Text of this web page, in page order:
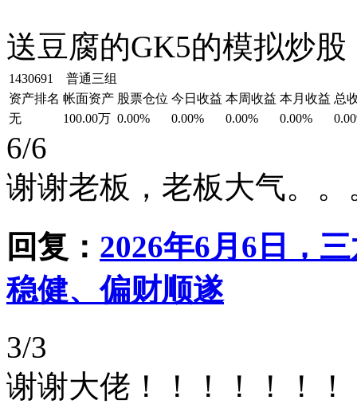
送豆腐的GK5的模拟炒股
1430691 普通三组
资产排名 帐面资产 股票仓位 今日收益 本周收益 本月收益 总
无
100.00万 0.00% 0.00% 0.00% 0.00%
6/6
谢谢老板，老板大气。
回复： 2026年6月6日，
稳健、偏财顺遂
3/3
谢谢大佬！！！！！！！